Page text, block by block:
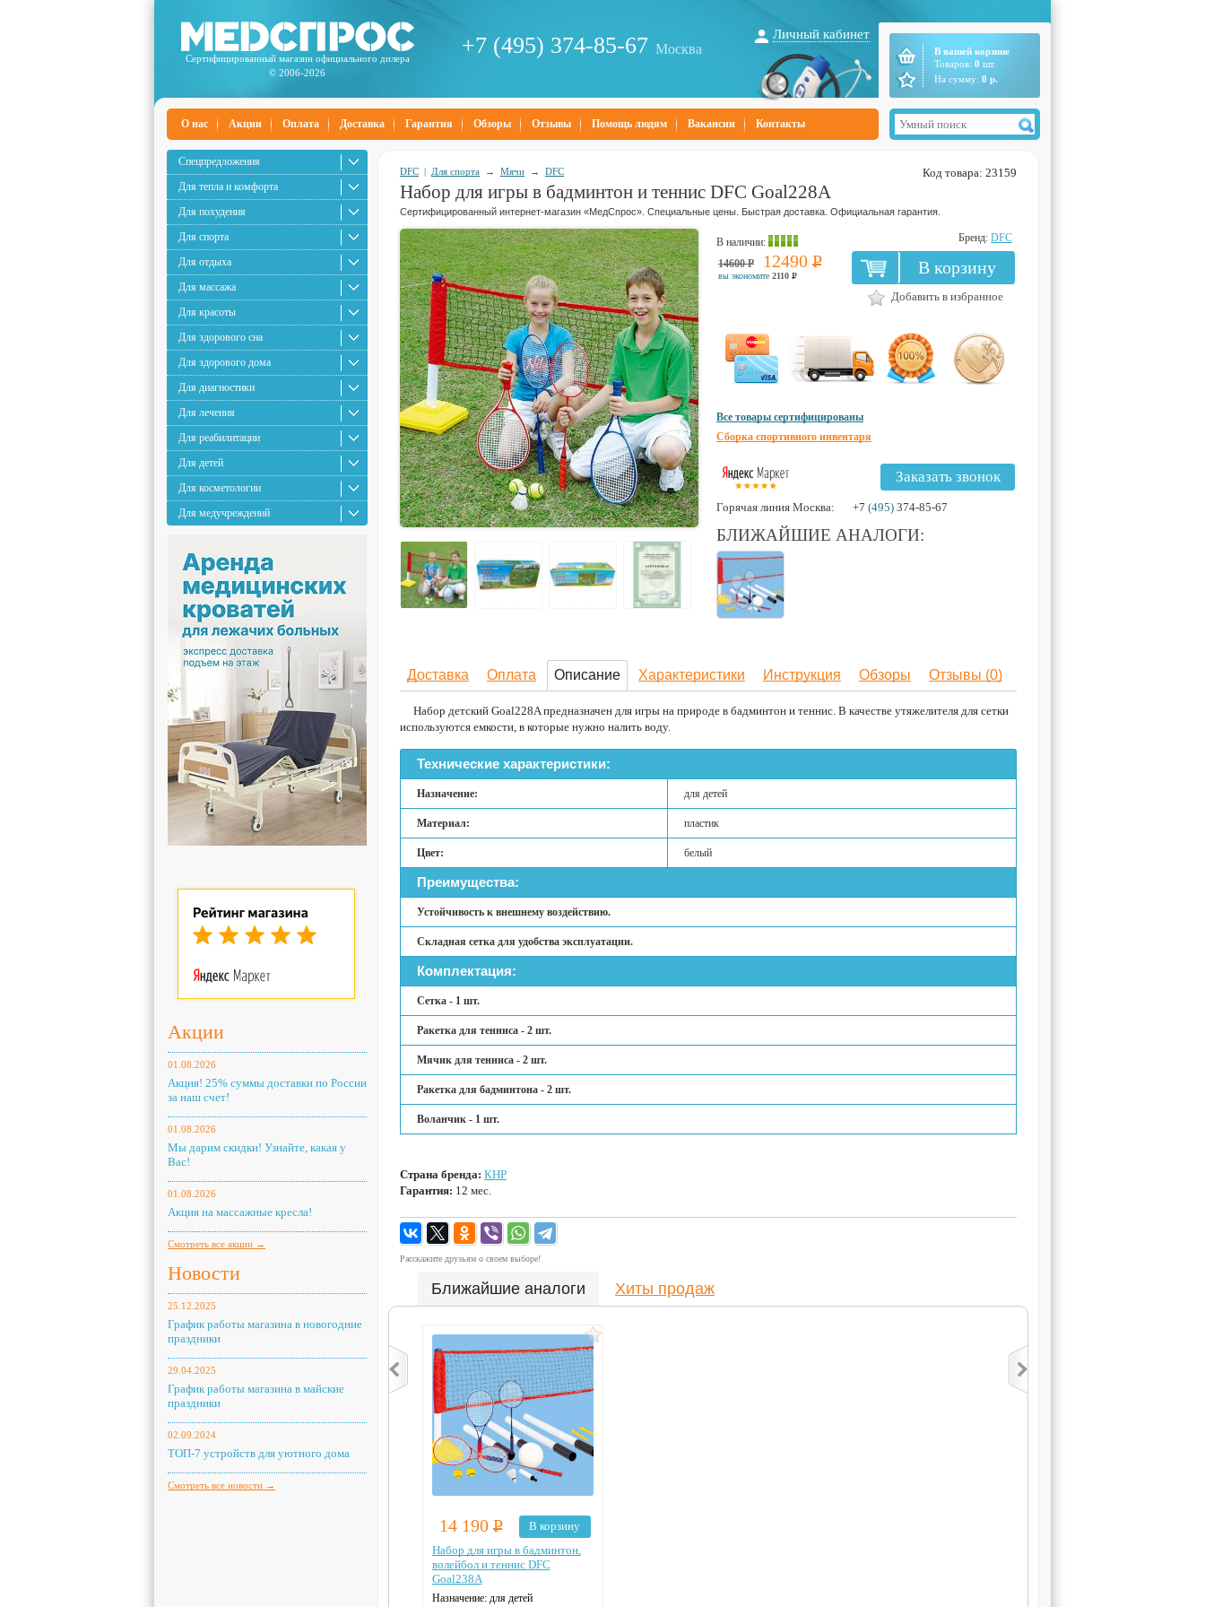
Сертифицированный магазин официального дилера
© 2006-2026
+7 (495) 374-85-67 Москва
Личный кабинет
В вашей корзине
Товаров: 0 шт.
На сумму: 0 р.
О нас Акции Оплата Доставка Гарантия Обзоры Отзывы Помощь людям Вакансии Контакты
Спецпредложения
Для тепла и комфорта
Для похудения
Для спорта
Для отдыха
Для массажа
Для красоты
Для здорового сна
Для здорового дома
Для диагностики
Для лечения
Для реабилитации
Для детей
Для косметологии
Для медучреждений
Акции
01.08.2026
Акция! 25% суммы доставки по России
за наш счет!
01.08.2026
Мы дарим скидки! Узнайте, какая у
Вас!
01.08.2026
Акция на массажные кресла!
Смотреть все акции →
Новости
25.12.2025
График работы магазина в новогодние
праздники
29.04.2025
График работы магазина в майские
праздники
02.09.2024
ТОП-7 устройств для уютного дома
Смотреть все новости →
Код товара: 23159
DFC | Для спорта → Мячи → DFC
Набор для игры в бадминтон и теннис DFC Goal228A
Сертифицированный интернет-магазин «МедСпрос». Специальные цены. Быстрая доставка. Официальная гарантия.
В наличии: Бренд: DFC
14600 Р 12490 Р
вы экономите 2110 Р В корзину
Добавить в избранное
Все товары сертифицированы
Сборка спортивного инвентаря
Заказать звонок
Горячая линия Москва: +7 (495) 374-85-67
БЛИЖАЙШИЕ АНАЛОГИ:
Доставка Оплата Описание Характеристики Инструкция Обзоры Отзывы (0)
Набор детский Goal228A предназначен для игры на природе в бадминтон и теннис. В качестве утяжелителя для сетки
используются емкости, в которые нужно налить воду.
Технические характеристики:
Назначение: для детей
Материал: пластик
Цвет: белый
Преимущества:
Устойчивость к внешнему воздействию.
Складная сетка для удобства эксплуатации.
Комплектация:
Сетка - 1 шт.
Ракетка для тенниса - 2 шт.
Мячик для тенниса - 2 шт.
Ракетка для бадминтона - 2 шт.
Воланчик - 1 шт.
Страна бренда: КНР
Гарантия: 12 мес.
Расскажите друзьям о своем выборе!
Ближайшие аналоги Хиты продаж
14 190 Р
В корзину
Набор для игры в бадминтон,
волейбол и теннис DFC
Goal238A
Назначение:для детей